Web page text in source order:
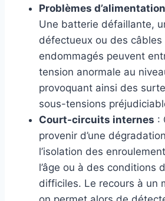
Problèmes
Une batterie défaillante,
défectueux ou des câbles
endommagés peuvent
tension anormale au
provoquant ainsi des
sous-tensions
Court-circuits internes :
provenir d’une
l’isolation des
l’âge ou à des conditions
difficiles. Le recours à un